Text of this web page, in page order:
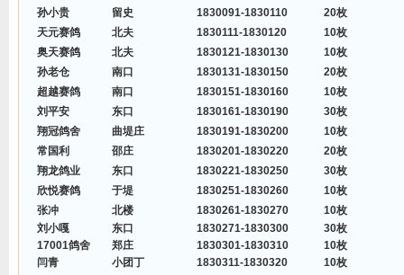
孙小贵
留史 1830091-1830110
20枚
天元赛鸽
北夫 1830111-1830120
10枚
奥天赛鸽
北夫 1830121-1830130
10枚
孙老仓
南口 1830131-1830150
20枚
超越赛鸽
南口 1830151-1830160
10枚
刘平安
东口 1830161-1830190
30枚
翔冠鸽舍
曲堤庄 1830191-1830200
10枚
常国利
邵庄 1830201-1830220
20枚
翔龙鸽业
东口 1830221-1830250
30枚
欣悦赛鸽
于堤 1830251-1830260
10枚
张冲
北楼 1830261-1830270
10枚
刘小嘎
东口 1830271-1830300
30枚
17001鸽舍
郑庄 1830301-1830310
10枚
闫青
小团丁 1830311-1830320 10枚